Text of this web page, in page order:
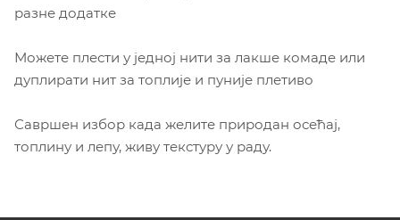
разне додатке
Можете плести у једној нити за лакше комаде или
дуплирати нит за топлије и пуније плетиво
Савршен избор када желите природан осећај,
топлину и лепу, живу текстуру у раду.